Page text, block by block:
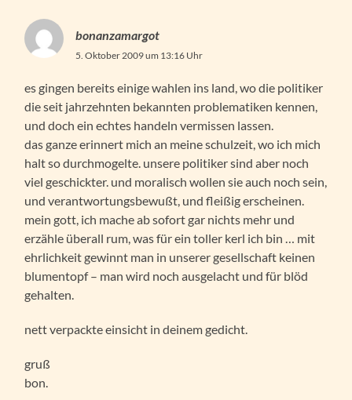
bonanzamargot
5. Oktober 2009 um 13:16 Uhr
es gingen bereits einige wahlen ins land, wo die politiker
die seit jahrzehnten bekannten problematiken kennen,
und doch ein echtes handeln vermissen lassen.
das ganze erinnert mich an meine schulzeit, wo ich mich
halt so durchmogelte. unsere politiker sind aber noch
viel geschickter. und moralisch wollen sie auch noch sein,
und verantwortungsbewußt, und fleißig erscheinen.
mein gott, ich mache ab sofort gar nichts mehr und
erzähle überall rum, was für ein toller kerl ich bin … mit
ehrlichkeit gewinnt man in unserer gesellschaft keinen
blumentopf – man wird noch ausgelacht und für blöd
gehalten.
nett verpackte einsicht in deinem gedicht.
gruß
bon.